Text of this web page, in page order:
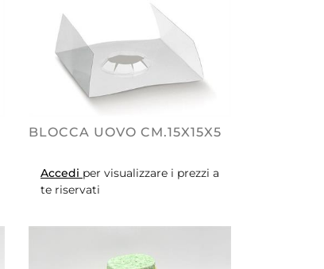
BLOCCA UOVO CM.15X15X5
Accedi per visualizzare i prezzi a
te riservati